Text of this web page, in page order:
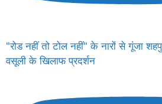
"रोड नहीं तो टोल नहीं" के नारों से गूंजा
वसूली के खिलाफ प्रदर्शन